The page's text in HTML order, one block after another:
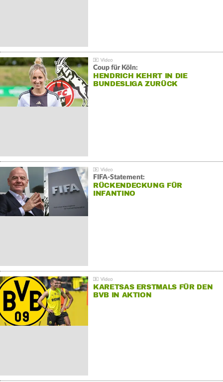
Coup für Köln:
HENDRICH KEHRT IN DIE
BUNDESLIGA ZURÜCK
FIFA-Statement:
RÜCKENDECKUNG FÜR
INFANTINO
KARETSAS ERSTMALS FÜR DEN
BVB IN AKTION